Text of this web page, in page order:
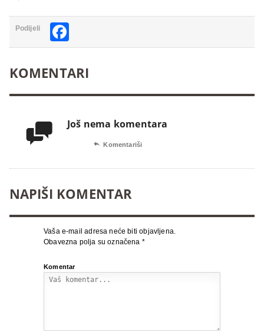
Podijeli
KOMENTARI
 Još nema komentara
 Komentariši
NAPIŠI KOMENTAR
Vaša e-mail adresa neće biti objavljena.
Obavezna polja su označena *
Komentar